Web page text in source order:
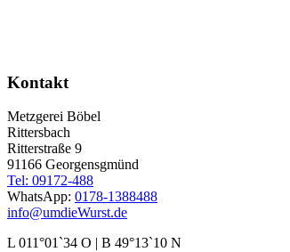
Kontakt
Metzgerei Böbel
Rittersbach
Ritterstraße 9
91166 Georgensgmünd
Tel: 09172-488
WhatsApp: 0178-1388488
info@umdieWurst.de
L 011°01`34 O | B 49°13`10 N